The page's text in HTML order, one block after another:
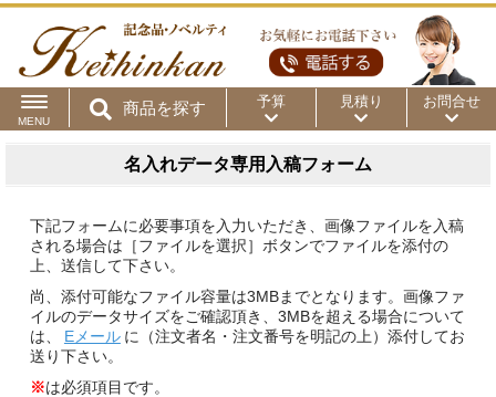
MENU
商品を探す 予算
価格帯から
～50円 ～100円
～300円 ～500円 ～1,000円
～2,000円
～15,000円 ～20,000円 ～30,000円
見積り お問合せ
名入れデータ専用入稿フォーム
下記フォームに必要事項を入力いただき、画像ファイルを入稿
される場合は［ファイルを選択］ボタンでファイルを添付の
上、送信して下さい。
尚、添付可能なファイル容量は3MBまでとなります。画像ファ
イルのデータサイズをご確認頂き、3MBを超える場合について
は、
Eメール に（注文者名・注文番号を明記の上）添付してお
送り下さい。
※は必須項目です。